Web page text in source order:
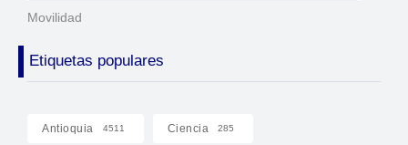
Movilidad
Etiquetas populares
Antioquia 4511 Ciencia 285